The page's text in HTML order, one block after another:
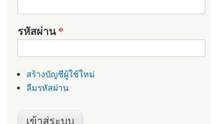
รหัสผ่าน*
สร้างบัญชีผู้ใช้ใหม่
ลืมรหัสผ่าน